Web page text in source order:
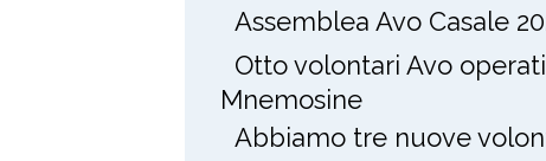
Assemblea Avo Casale
Otto volontari Avo
Mnemosine
Abbiamo tre nuove